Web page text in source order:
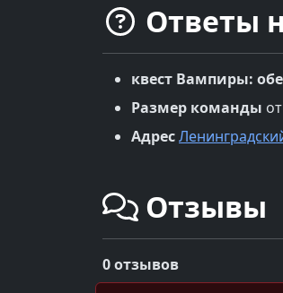
Ответы
квест Вампиры:
Размер команды
Адрес
Отзывы
0 отзывов